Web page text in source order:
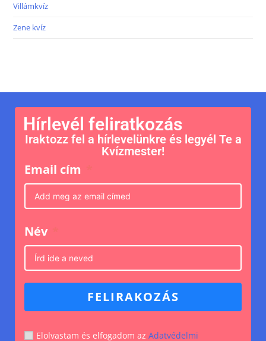
Villámkvíz
Zene kvíz
Hírlevél feliratkozás
Iraktozz fel a hírlevelünkre és legyél Te a
Kvízmester!
Email cím
Név
FELIRAKOZÁS
Elolvastam és elfogadom az Adatvédelmi